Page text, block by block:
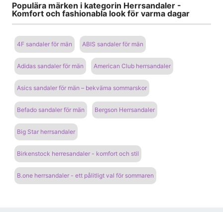
Populära märken i kategorin Herrsandaler -
Komfort och fashionabla look för varma dagar
4F sandaler för män ABIS sandaler för män
Adidas sandaler för män American Club herrsandaler
Asics sandaler för män – bekväma sommarskor
Befado sandaler för män Bergson Herrsandaler
Big Star herrsandaler
Birkenstock herresandaler - komfort och stil
B.one herrsandaler - ett pålitligt val för sommaren